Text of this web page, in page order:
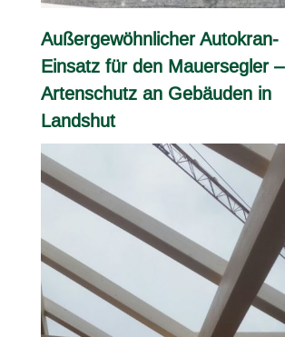
Außergewöhnlicher Autokran-
Einsatz für den Mauersegler –
Artenschutz an Gebäuden in
Landshut